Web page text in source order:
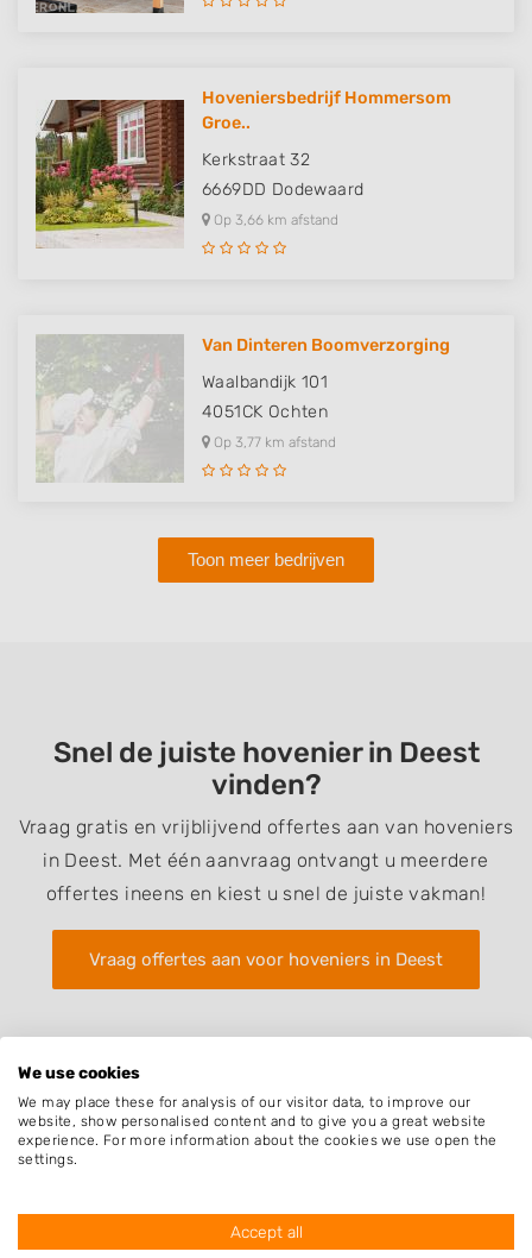
Hoveniersbedrijf Hommersom
Groe..
Kerkstraat 32
6669DD Dodewaard
Op 3,66 km afstand
Van Dinteren Boomverzorging
Waalbandijk 101
4051CK Ochten
Op 3,77 km afstand
Toon meer bedrijven
Snel de juiste hovenier in Deest
vinden?
Vraag gratis en vrijblijvend offertes aan van hoveniers
in Deest. Met één aanvraag ontvangt u meerdere
offertes ineens en kiest u snel de juiste vakman!
Vraag offertes aan voor hoveniers in Deest
Plaatsen in de buurt
We use cookies
We may place these for analysis of our visitor data, to improve our
website, show personalised content and to give you a great website
experience. For more information about the cookies we use open the
settings.
Accept all